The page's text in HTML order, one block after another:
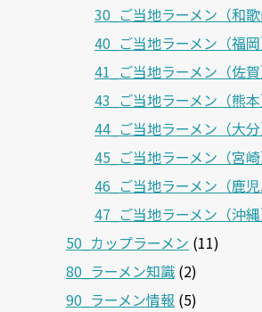
30_ご当地ラーメン（和歌
40_ご当地ラーメン（福岡
41_ご当地ラーメン（佐賀
43_ご当地ラーメン（熊本
44_ご当地ラーメン（大分
45_ご当地ラーメン（宮崎
46_ご当地ラーメン（鹿児
47_ご当地ラーメン（沖縄
50_カップラーメン (11)
80_ラーメン知識 (2)
90_ラーメン情報 (5)